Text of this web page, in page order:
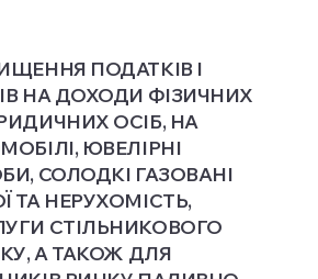
ПОДАТКІВ І
НА ДОХОДИ ФІЗИЧНИХ
ОСІБ, НА
ЮВЕЛІРНІ
СОЛОДКІ ГАЗОВАНІ
ТА НЕРУХОМІСТЬ,
СТІЛЬНИКОВОГО
А ТАКОЖ ДЛЯ